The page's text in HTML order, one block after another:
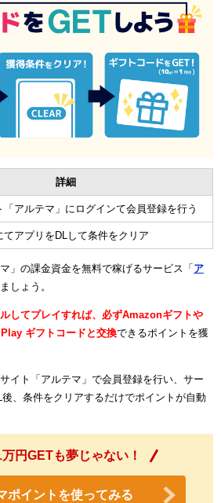
詳細
アルテマ」にログインて会員登録を行う
アプリをDLして条件をクリア
」の課金資金を無料で稼げるサービス「 ア
しょう。
してプレイすれば、必ずAmazonギフトや
ギフトコードと交換できるポイントを獲
イト「アルテマ」で会員登録を行い、サー
、条件をクリアするだけでポイントが自動
円GETも夢じゃない！
ポイントを使ってみる